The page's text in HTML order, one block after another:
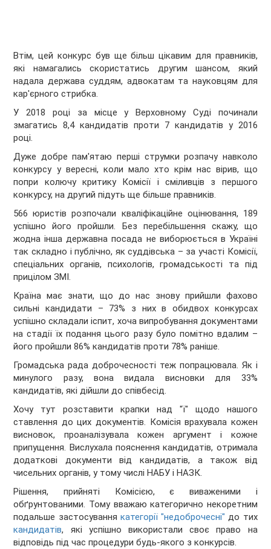
Втім, цей конкурс був ще більш цікавим для правників,
які намагались скористатись другим шансом, який
надала держава суддям, адвокатам та науковцям для
кар'єрного стрибка.
У 2018 році за місце у Верховному Суді починали
змагатись 8,4 кандидатів проти 7 кандидатів у 2016
році.
Дуже добре пам'ятаю перші струмки розпачу навколо
конкурсу у вересні, коли мало хто крім нас вірив, що
попри колючу критику Комісії і сміливців з першого
конкурсу, на другий підуть ще більше правників.
566 юристів розпочали кваліфікаційне оцінювання, 189
успішно його пройшли. Без перебільшення скажу, що
жодна інша державна посада не виборюється в Україні
так складно і публічно, як суддівська – за участі Комісії,
спеціальних органів, психологів, громадськості та під
прицілом ЗМІ.
Країна має знати, що до нас знову прийшли фахово
сильні кандидати – 73% з них в обидвох конкурсах
успішно складали іспит, хоча випробування документами
на стадії їх подання цього разу було помітно вдалим –
його пройшли 86% кандидатів проти 78% раніше.
Громадська рада доброчесності теж попрацювала. Як і
минулого разу, вона видала висновки для 33%
кандидатів, які дійшли до співбесід.
Хочу тут розставити крапки над "ї" щодо нашого
ставлення до цих документів. Комісія врахувала кожен
висновок, проаналізувала кожен аргумент і кожне
припущення. Вислухала пояснення кандидатів, отримала
додаткові документи від кандидатів, а також від
чисельних органів, у тому числі НАБУ і НАЗК.
Рішення, прийняті Комісією, є виваженими і
обґрунтованими. Тому вважаю категорично некоретним
подальше застосування категорії "недоброчесні" до тих
кандидатів, які успішно використали своє право на
відповідь під час процедури будь-якого з конкурсів.